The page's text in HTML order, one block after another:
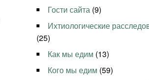
Гости сайта (9)
Ихтиологические
(25)
Как мы едим (13)
Кого мы едим (59)